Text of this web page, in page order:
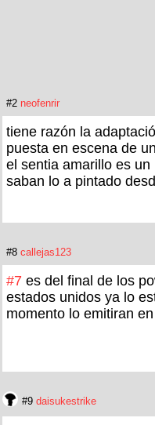
#2 neofenrir
tiene razón la
puesta en escena de
el sentia amarillo es
saban lo a pintado
#8 callejas123
#7 es del final de los
estados unidos ya lo
momento lo emitiran
#9 daisukestrike